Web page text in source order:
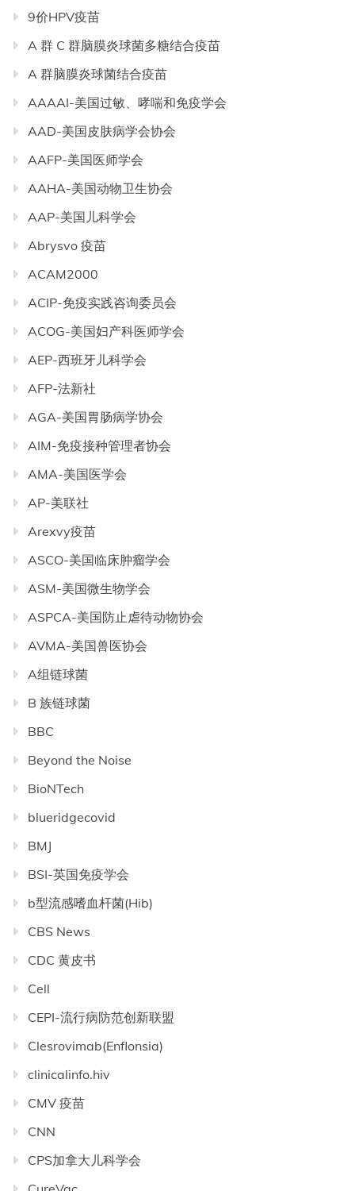
9价HPV疫苗
A 群 C 群脑膜炎球菌多糖结合疫苗
A 群脑膜炎球菌结合疫苗
AAAAI-美国过敏、哮喘和免疫学会
AAD-美国皮肤病学会协会
AAFP-美国医师学会
AAHA-美国动物卫生协会
AAP-美国儿科学会
Abrysvo 疫苗
ACAM2000
ACIP-免疫实践咨询委员会
ACOG-美国妇产科医师学会
AEP-西班牙儿科学会
AFP-法新社
AGA-美国胃肠病学协会
AIM-免疫接种管理者协会
AMA-美国医学会
AP-美联社
Arexvy疫苗
ASCO-美国临床肿瘤学会
ASM-美国微生物学会
ASPCA-美国防止虐待动物协会
AVMA-美国兽医协会
A组链球菌
B 族链球菌
BBC
Beyond the Noise
BioNTech
blueridgecovid
BMJ
BSI-英国免疫学会
b型流感嗜血杆菌(Hib)
CBS News
CDC 黄皮书
Cell
CEPI-流行病防范创新联盟
Clesrovimab(Enflonsia)
clinicalinfo.hiv
CMV 疫苗
CNN
CPS加拿大儿科学会